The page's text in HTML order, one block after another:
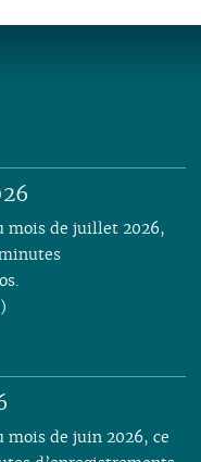
mois de juillet 2026,
mois de juin 2026, ce